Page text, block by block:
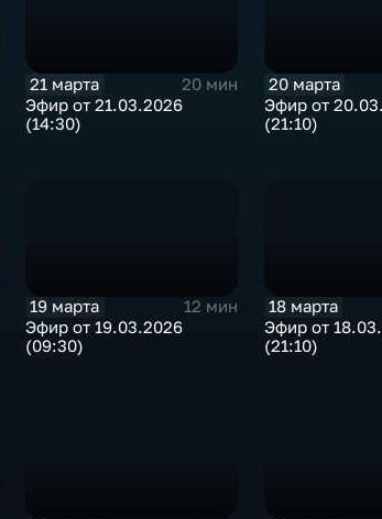
21 марта
20 мин
Эфир от 21.03.2026
(14:30)
20 марта
Эфир от
(21:10)
19 марта
12 мин
Эфир от 19.03.2026
(09:30)
18 марта
Эфир от
(21:10)